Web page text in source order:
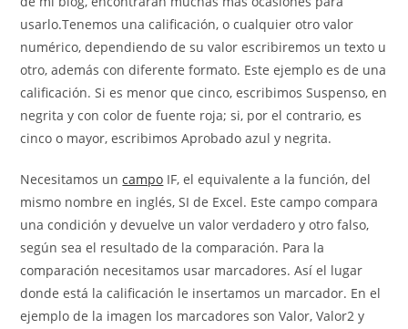
usarlo.Tenemos una calificación, o cualquier otro valor
numérico, dependiendo de su valor escribiremos un texto u
otro, además con diferente formato. Este ejemplo es de una
calificación. Si es menor que cinco, escribimos Suspenso, en
negrita y con color de fuente roja; si, por el contrario, es
cinco o mayor, escribimos Aprobado azul y negrita.
Necesitamos uncampo IF, el equivalente a la función, del
mismo nombre en inglés, SI de Excel. Este campo compara
una condición y devuelve un valor verdadero y otro falso,
según sea el resultado de la comparación. Para la
comparación necesitamos usar marcadores. Así el lugar
donde está la calificación le insertamos un marcador. En el
ejemplo de la imagen los marcadores son Valor, Valor2 y